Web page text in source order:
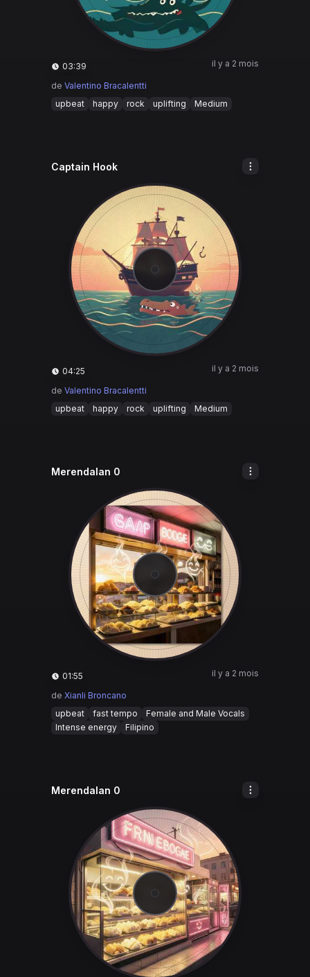
03:39 il y a 2 mois
de Valentino Bracalentti
upbeat
happy rock uplifting Medium
Captain Hook
04:25 il y a 2 mois
de Valentino Bracalentti
upbeat
happy rock uplifting Medium
Merendalan 0
01:55 il y a 2 mois
de Xianli Broncano
upbeat
fast tempo
Female and Male Vocals
Intense energy
Filipino
Merendalan 0